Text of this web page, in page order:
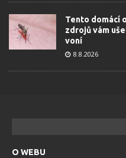
Tento domácí
zdrojů vám
voní
8.8.2026
O WEBU